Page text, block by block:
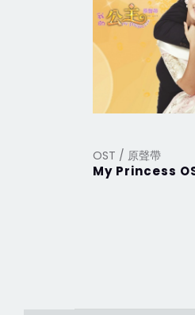
OST / 原聲帶
My Princess